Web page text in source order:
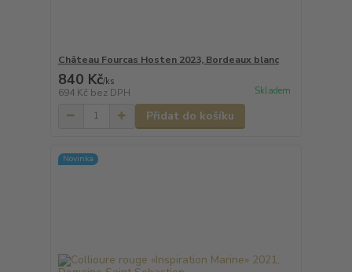
Château Fourcas Hosten 2023, Bordeaux blanc
840 Kč/ks
694 Kč bez DPH Skladem
Přidat do košíku
Novinka